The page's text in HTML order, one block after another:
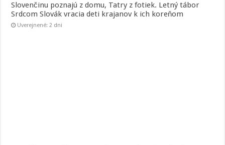
Slovenčinu poznajú z domu, Tatry z fotiek. Letný tábor
Srdcom Slovák vracia deti krajanov k ich koreňom
Uverejnené: 2 dni